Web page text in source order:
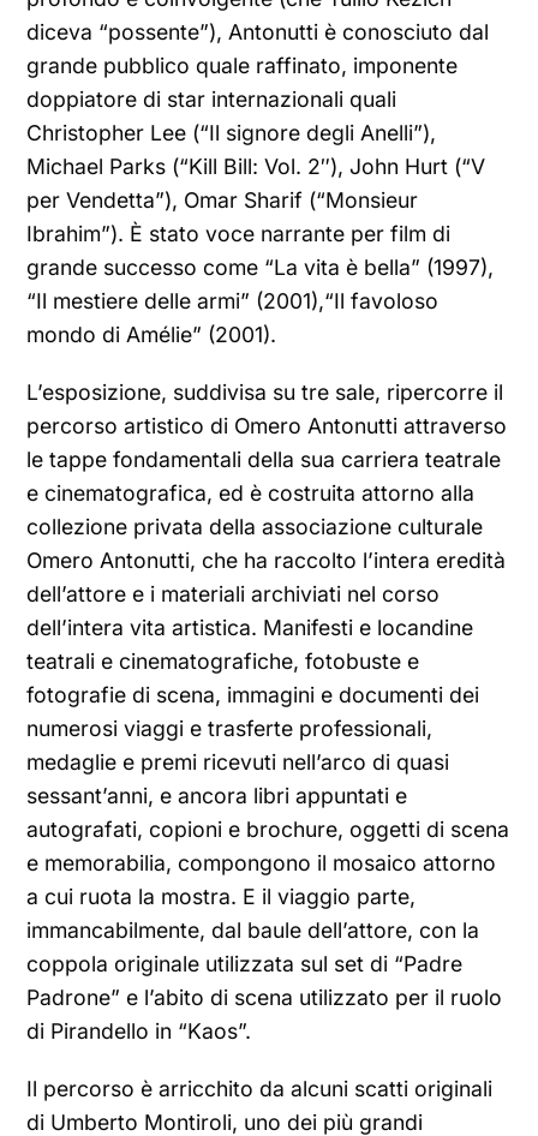
diceva “possente”), Antonutti è conosciuto dal
grande pubblico quale raffinato, imponente
doppiatore di star internazionali quali
Christopher Lee (“Il signore degli Anelli”),
Michael Parks (“Kill Bill: Vol. 2″), John Hurt (“V
per Vendetta”), Omar Sharif (“Monsieur
Ibrahim”). È stato voce narrante per film di
grande successo come “La vita è bella” (1997),
“Il mestiere delle armi” (2001),“Il favoloso
mondo di Amélie” (2001).
L’esposizione, suddivisa su tre sale, ripercorre il
percorso artistico di Omero Antonutti attraverso
le tappe fondamentali della sua carriera teatrale
e cinematografica, ed è costruita attorno alla
collezione privata della associazione culturale
Omero Antonutti, che ha raccolto l’intera eredità
dell’attore e i materiali archiviati nel corso
dell’intera vita artistica. Manifesti e locandine
teatrali e cinematografiche, fotobuste e
fotografie di scena, immagini e documenti dei
numerosi viaggi e trasferte professionali,
medaglie e premi ricevuti nell’arco di quasi
sessant’anni, e ancora libri appuntati e
autografati, copioni e brochure, oggetti di scena
e memorabilia, compongono il mosaico attorno
a cui ruota la mostra. E il viaggio parte,
immancabilmente, dal baule dell’attore, con la
coppola originale utilizzata sul set di “Padre
Padrone” e l’abito di scena utilizzato per il ruolo
di Pirandello in “Kaos”.
Il percorso è arricchito da alcuni scatti originali
di Umberto Montiroli, uno dei più grandi